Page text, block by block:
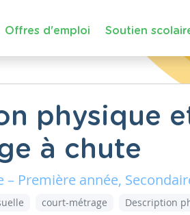
Offres d'emploi Soutien
physique
à chute
– Première année,
court-métrage Description